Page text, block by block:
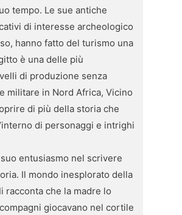
tempo. Le sue antiche
di interesse archeologico
hanno fatto del turismo una
è una delle più
di produzione senza
militare in Nord Africa, Vicino
di più della storia che
di personaggi e intrighi
entusiasmo nel scrivere
Il mondo inesplorato della
racconta che la madre lo
giocavano nel cortile